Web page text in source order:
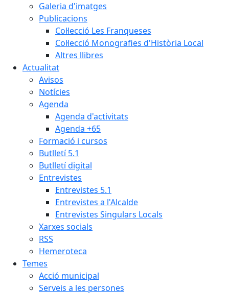
Galeria d'imatges
Publicacions
Col·lecció Les Franqueses
Col·lecció Monografies d'Història Local
Altres llibres
Actualitat
Avisos
Notícies
Agenda
Agenda d'activitats
Agenda +65
Formació i cursos
Butlletí 5.1
Butlletí digital
Entrevistes
Entrevistes 5.1
Entrevistes a l'Alcalde
Entrevistes Singulars Locals
Xarxes socials
RSS
Hemeroteca
Temes
Acció municipal
Serveis a les persones